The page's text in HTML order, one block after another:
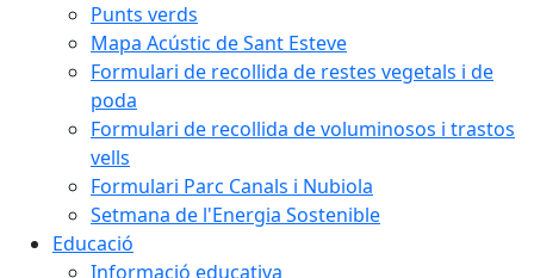
Punts verds
Mapa Acústic de Sant Esteve
Formulari de recollida de restes vegetals i de
poda
Formulari de recollida de voluminosos i trastos
vells
Formulari Parc Canals i Nubiola
Setmana de l'Energia Sostenible
Educació
Informació educativa